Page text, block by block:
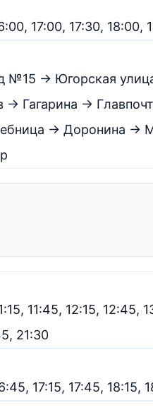
17:00, 17:30, 18:00,
→ Югорская
→ Гагарина →
→ Доронина
11:45, 12:15, 12:45,
21:30
17:15, 17:45, 18:15,